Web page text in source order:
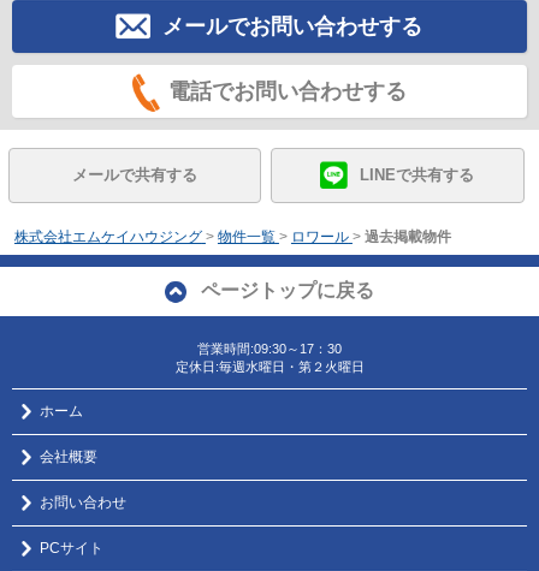
メールでお問い合わせする
電話でお問い合わせする
メールで共有する LINEで共有する
株式会社エムケイハウジング > 物件一覧 > ロワール > 過去掲載物件
ページトップに戻る
営業時間:09:30～17：30
定休日:毎週水曜日・第２火曜日
ホーム
会社概要
お問い合わせ
PCサイト